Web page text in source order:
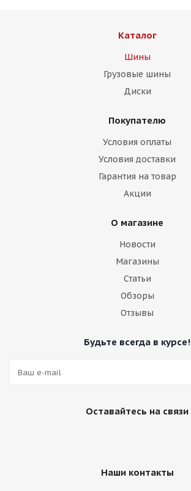
Каталог
Шины
Грузовые шины
Диски
Покупателю
Условия оплаты
Условия доставки
Гарантия на товар
Акции
О магазине
Новости
Магазины
Статьи
Обзоры
Отзывы
Будьте всегда в курсе!
Оставайтесь на связи
Наши контакты